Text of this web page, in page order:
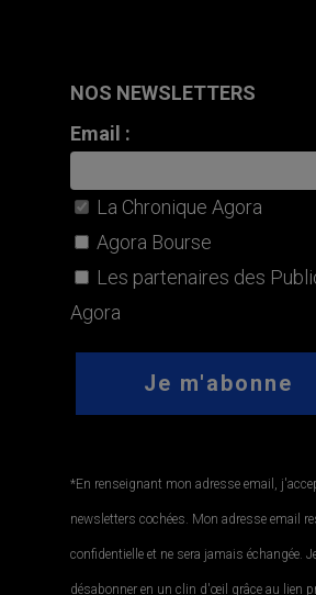
NOS NEWSLETTERS
Email :
La Chronique Agora
Agora Bourse
Les partenaires des
Agora
*En renseignant mon adresse email,
newsletters cochées. Mon adresse email
confidentielle et ne sera jamais échangée.
désabonner en un clin d'œil grâce au lien